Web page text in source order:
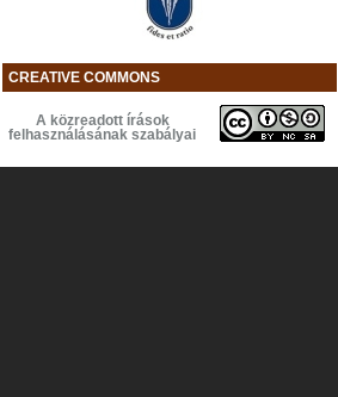
CREATIVE COMMONS
A közreadott írások
felhasználásának szabályai